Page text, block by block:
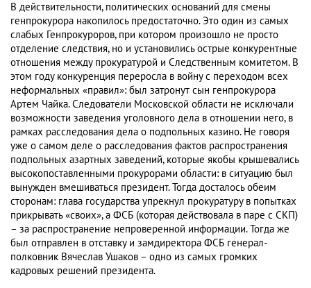
В действительности, политических оснований для смены
генпрокурора накопилось предостаточно. Это один из самых
слабых Генпрокуроров, при котором произошло не просто
отделение следствия, но и установились острые конкурентные
отношения между прокуратурой и Следственным комитетом. В
этом году конкуренция переросла в войну с переходом всех
неформальных «правил»: был затронут сын генпрокурора
Артем Чайка. Следователи Московской области не исключали
возможности заведения уголовного дела в отношении него, в
рамках расследования дела о подпольных казино. Не говоря
уже о самом деле о расследования фактов распространения
подпольных азартных заведений, которые якобы крышевались
высокопоставленными прокурорами области: в ситуацию был
вынужден вмешиваться президент. Тогда досталось обеим
сторонам: глава государства упрекнул прокуратуру в попытках
прикрывать «своих», а ФСБ (которая действовала в паре с СКП)
– за распространение непроверенной информации. Тогда же
был отправлен в отставку и замдиректора ФСБ генерал-
полковник Вячеслав Ушаков – одно из самых громких
кадровых решений президента.